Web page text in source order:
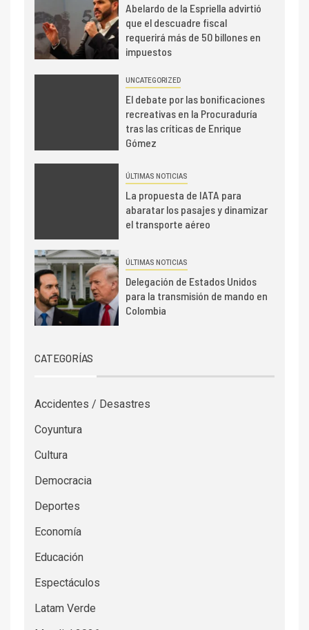
Abelardo de la Espriella advirtió
que el descuadre fiscal
requerirá más de 50 billones en
impuestos
UNCATEGORIZED
El debate por las bonificaciones
recreativas en la Procuraduría
tras las críticas de Enrique
Gómez
ÚLTIMAS NOTICIAS
La propuesta de IATA para
abaratar los pasajes y dinamizar
el transporte aéreo
ÚLTIMAS NOTICIAS
Delegación de Estados Unidos
para la transmisión de mando en
Colombia
CATEGORÍAS
Accidentes / Desastres
Coyuntura
Cultura
Democracia
Deportes
Economía
Educación
Espectáculos
Latam Verde